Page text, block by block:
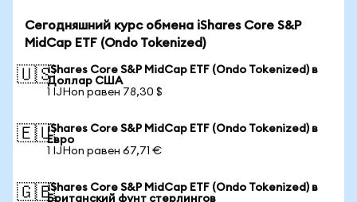
Сегодняшний курс обмена iShares Core S&P
MidCap ETF (Ondo Tokenized)
🇺🇸iShares Core S&P MidCap ETF (Ondo Tokenized) в
Доллар США
1 IJHon равен 78,30 $
🇪🇺iShares Core S&P MidCap ETF (Ondo Tokenized) в
Евро
1 IJHon равен 67,71 €
🇬🇧iShares Core S&P MidCap ETF (Ondo Tokenized) в
Британский фунт стерлингов